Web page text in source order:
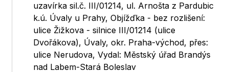
uzavírka sil.č. III/01214, ul. Arnošta z Pardubic
k.ú. Úvaly u Prahy, Objížďka - bez rozlišení:
ulice Žižkova - silnice III/01214 (ulice
Dvořákova), Úvaly, okr. Praha-východ, přes:
ulice Nerudova, Vydal: Městský úřad Brandýs
nad Labem-Stará Boleslav